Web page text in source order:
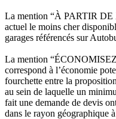
La mention “À PARTIR
actuel le moins cher
garages référencés sur
La mention
correspond à l’économie
fourchette entre la
au sein de laquelle un
fait une demande de devis
dans le rayon géographique